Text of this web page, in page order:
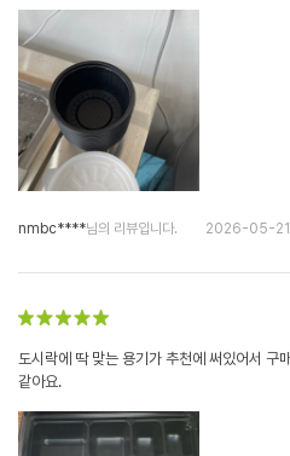
nmbc****님의 리뷰입니다. 2026-05-21
도시락에 딱 맞는 용기가 추천에 써있어서 구
같아요.